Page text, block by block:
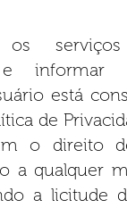
e informar
está
de
o direito
a qualquer
a licitude